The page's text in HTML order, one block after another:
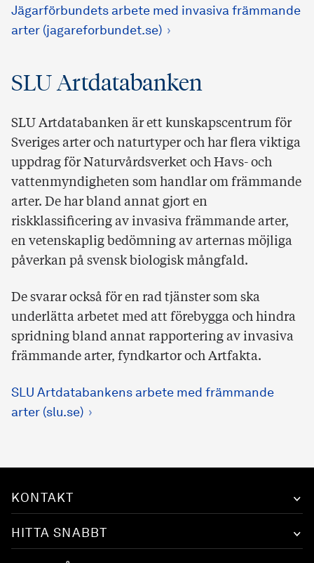
Jägarförbundets arbete med invasiva främmande
arter (jagareforbundet.se)
SLU Artdatabanken
SLU Artdatabanken är ett kunskapscentrum för
Sveriges arter och naturtyper och har flera viktiga
uppdrag för Naturvårdsverket och Havs- och
vattenmyndigheten som handlar om främmande
arter. De har bland annat gjort en
riskklassificering av invasiva främmande arter,
en vetenskaplig bedömning av arternas möjliga
påverkan på svensk biologisk mångfald.
De svarar också för en rad tjänster som ska
underlätta arbetet med att förebygga och hindra
spridning bland annat rapportering av invasiva
främmande arter, fyndkartor och Artfakta.
SLU Artdatabankens arbete med främmande
arter (slu.se)
KONTAKT
HITTA SNABBT